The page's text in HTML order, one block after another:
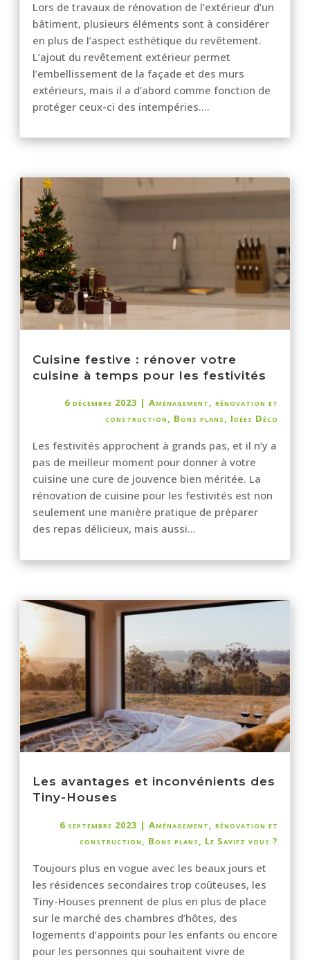
Lors de travaux de rénovation de l’extérieur d’un
bâtiment, plusieurs éléments sont à considérer
en plus de l’aspect esthétique du revêtement.
L’ajout du revêtement extérieur permet
l’embellissement de la façade et des murs
extérieurs, mais il a d’abord comme fonction de
protéger ceux-ci des intempéries....
Cuisine festive : rénover votre
cuisine à temps pour les festivités
6 décembre 2023 | Aménagement, rénovation et
construction, Bons plans, Idées Déco
Les festivités approchent à grands pas, et il n’y a
pas de meilleur moment pour donner à votre
cuisine une cure de jouvence bien méritée. La
rénovation de cuisine pour les festivités est non
seulement une manière pratique de préparer
des repas délicieux, mais aussi...
Les avantages et inconvénients des
Tiny-Houses
6 septembre 2023 | Aménagement, rénovation et
construction, Bons plans, Le Saviez vous ?
Toujours plus en vogue avec les beaux jours et
les résidences secondaires trop coûteuses, les
Tiny-Houses prennent de plus en plus de place
sur le marché des chambres d’hôtes, des
logements d’appoints pour les enfants ou encore
pour les personnes qui souhaitent vivre de